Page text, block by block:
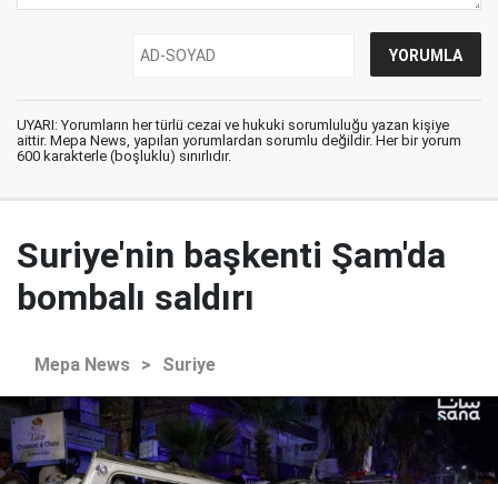
UYARI: Yorumların her türlü cezai ve hukuki sorumluluğu yazan kişiye
aittir. Mepa News, yapılan yorumlardan sorumlu değildir. Her bir yorum
600 karakterle (boşluklu) sınırlıdır.
Suriye'nin başkenti Şam'da
bombalı saldırı
Mepa News > Suriye